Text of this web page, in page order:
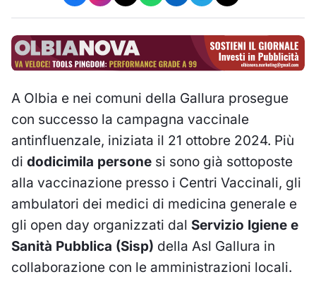
A Olbia e nei comuni della Gallura prosegue
con successo la campagna vaccinale
antinfluenzale, iniziata il 21 ottobre 2024. Più
di dodicimila persone si sono già sottoposte
alla vaccinazione presso i Centri Vaccinali, gli
ambulatori dei medici di medicina generale e
gli open day organizzati dal Servizio Igiene e
Sanità Pubblica (Sisp) della Asl Gallura in
collaborazione con le amministrazioni locali.